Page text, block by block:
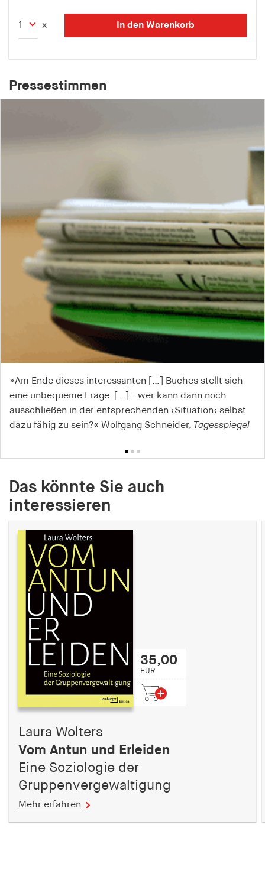
x In den Warenkorb
Pressestimmen
»Am Ende dieses interessanten […] Buches stellt sich
eine unbequeme Frage. […] - wer kann dann noch
ausschließen in der entsprechenden ›Situation‹ selbst
dazu fähig zu sein?« Wolfgang Schneider, Tagesspiegel
»Tobias Hauffes StudieDie Leere im Zentrum der Tat
repräsentiert [Trutz von Trothas] ›Ethik der
Genauigkeit‹ auf eindrucksvolle Weise.« Mechthild
Bereswill,Soziopolis
»Ein Buch, das wissenschaftlich wertvoll aus
soziologischer Sicht die Leere und Blackouts beim Täter
im Zentrum der Tat beschreibt.« Getrud Hardtmann,
socialnet
Das könnte Sie auch
interessieren
35,00
EUR
Laura Wolters
Vom Antun und Erleiden
Eine Soziologie der
Gruppenvergewaltigung
Mehr erfahren